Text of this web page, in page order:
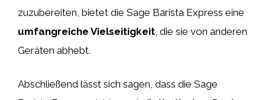
zuzubereiten, bietet die Sage Barista Express eine
umfangreiche Vielseitigkeit , die sie von anderen
Geräten abhebt.
Abschließend lässt sich sagen, dass die Sage